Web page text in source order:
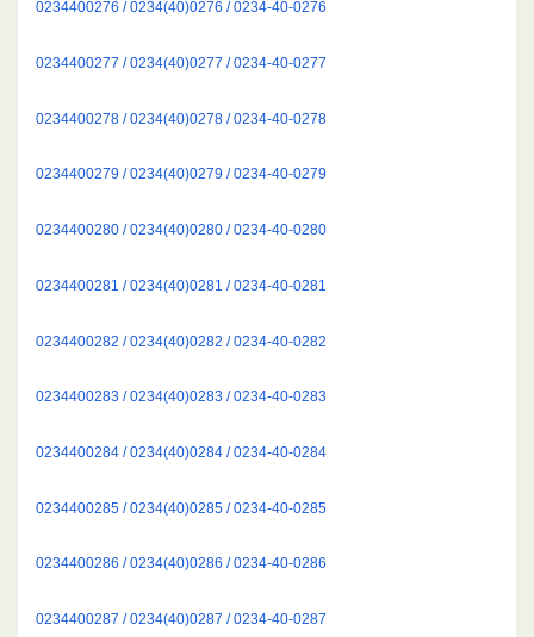
0234400276 / 0234(40)0276 / 0234-40-0276
0234400277 / 0234(40)0277 / 0234-40-0277
0234400278 / 0234(40)0278 / 0234-40-0278
0234400279 / 0234(40)0279 / 0234-40-0279
0234400280 / 0234(40)0280 / 0234-40-0280
0234400281 / 0234(40)0281 / 0234-40-0281
0234400282 / 0234(40)0282 / 0234-40-0282
0234400283 / 0234(40)0283 / 0234-40-0283
0234400284 / 0234(40)0284 / 0234-40-0284
0234400285 / 0234(40)0285 / 0234-40-0285
0234400286 / 0234(40)0286 / 0234-40-0286
0234400287 / 0234(40)0287 / 0234-40-0287